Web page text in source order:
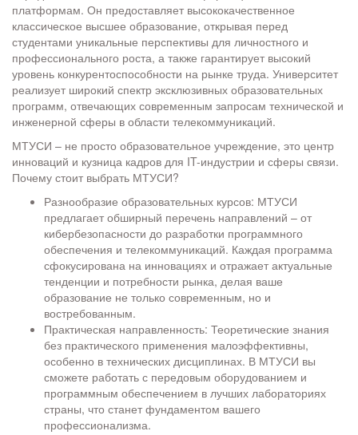
платформам. Он предоставляет высококачественное
классическое высшее образование, открывая перед
студентами уникальные перспективы для личностного и
профессионального роста, а также гарантирует высокий
уровень конкурентоспособности на рынке труда. Университет
реализует широкий спектр эксклюзивных образовательных
программ, отвечающих современным запросам технической и
инженерной сферы в области телекоммуникаций.
МТУСИ – не просто образовательное учреждение, это центр
инноваций и кузница кадров для IT-индустрии и сферы связи.
Почему стоит выбрать МТУСИ?
Разнообразие образовательных курсов: МТУСИ
предлагает обширный перечень направлений – от
кибербезопасности до разработки программного
обеспечения и телекоммуникаций. Каждая программа
сфокусирована на инновациях и отражает актуальные
тенденции и потребности рынка, делая ваше
образование не только современным, но и
востребованным.
Практическая направленность: Теоретические знания
без практического применения малоэффективны,
особенно в технических дисциплинах. В МТУСИ вы
сможете работать с передовым оборудованием и
программным обеспечением в лучших лабораториях
страны, что станет фундаментом вашего
профессионализма.